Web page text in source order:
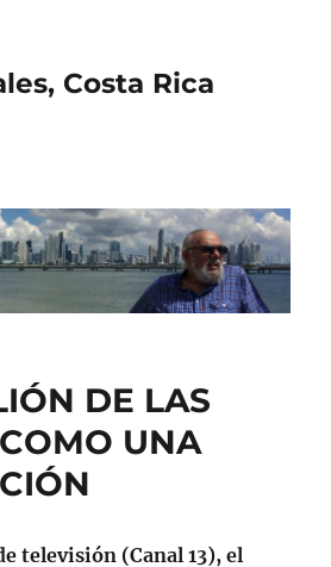
Costa Rica
DE LAS
UNA
televisión (Canal 13), el